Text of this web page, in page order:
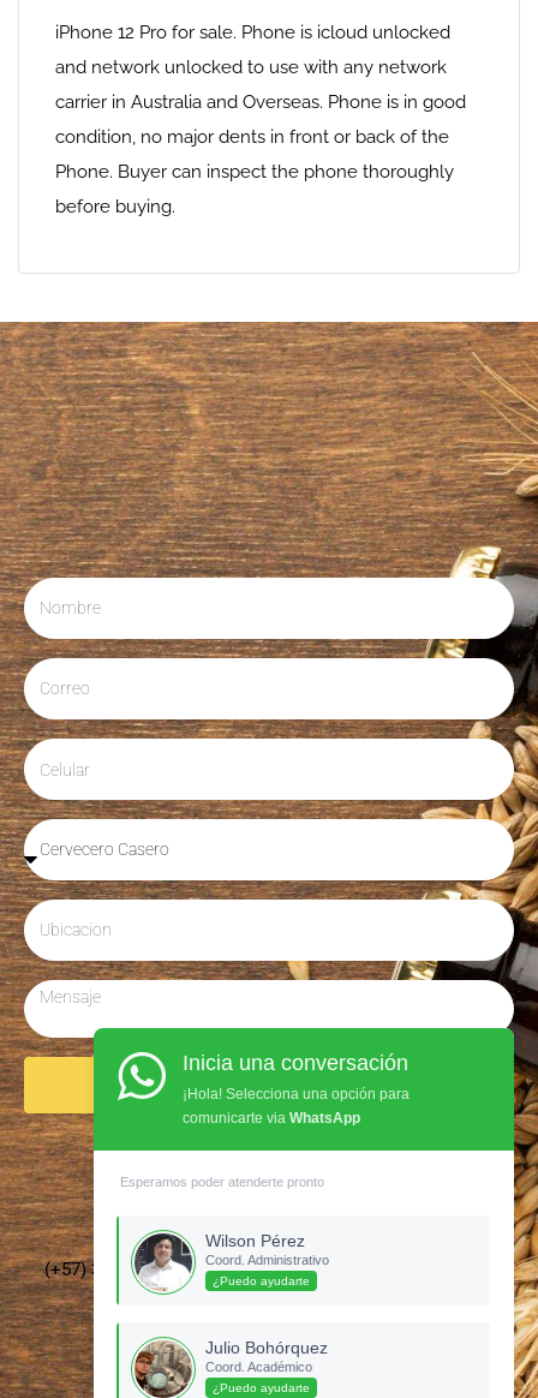
iPhone 12 Pro for sale. Phone is icloud unlocked
and network unlocked to use with any network
carrier in Australia and Overseas. Phone is in good
condition, no major dents in front or back of the
Phone. Buyer can inspect the phone thoroughly
before buying.
Enviar
Síguenos en Instagram
(+57) 3135437210 –cervecerosdecolombia@gmail.com
Inicia una conversación
¡Hola! Selecciona una opción para
comunicarte via WhatsApp
Esperamos poder atenderte pronto
Wilson Pérez
Coord. Administrativo
¿Puedo ayudarte
Julio Bohórquez
Coord. Académico
¿Puedo ayudarte